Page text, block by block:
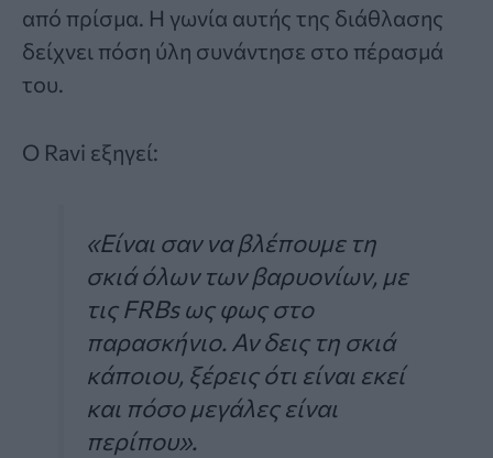
από πρίσμα. Η γωνία αυτής της διάθλασης
δείχνει πόση ύλη συνάντησε στο πέρασμά
του.
Ο Ravi εξηγεί:
«Είναι σαν να βλέπουμε τη
σκιά όλων των βαρυονίων, με
τις FRBs ως φως στο
παρασκήνιο. Αν δεις τη σκιά
κάποιου, ξέρεις ότι είναι εκεί
και πόσο μεγάλες είναι
περίπου».